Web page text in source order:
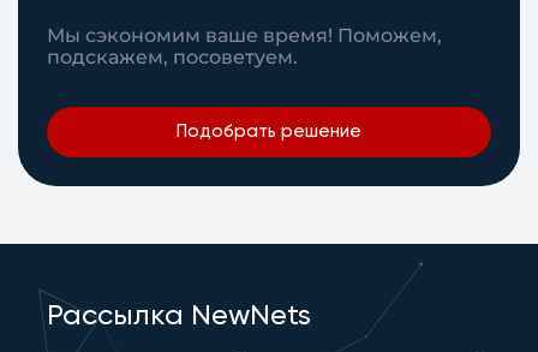
Мы сэкономим ваше время! Поможем,
подскажем, посоветуем.
Подобрать решение
Рассылка NewNets